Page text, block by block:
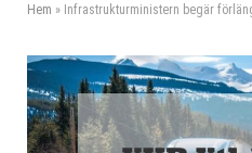
Hem » Infrastrukturministern begär